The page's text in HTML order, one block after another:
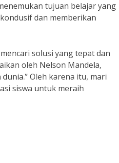
tujuan belajar yang
dan memberikan
solusi yang tepat dan
oleh Nelson Mandela,
Oleh karena itu, mari
siswa untuk meraih